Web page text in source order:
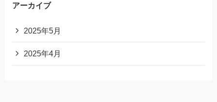
アーカイブ
2025年5月
2025年4月